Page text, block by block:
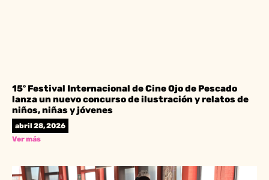
15º Festival Internacional de Cine Ojo de Pescado
lanza un nuevo concurso de ilustración y relatos de
niños, niñas y jóvenes
abril 28, 2026
Ver más